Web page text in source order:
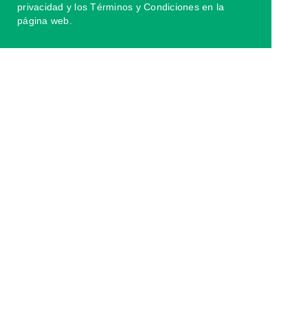
privacidad y los Términos y Condiciones en la
página web.